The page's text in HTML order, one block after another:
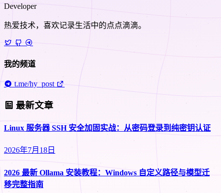
Developer
热爱技术，喜欢记录生活中的点点滴滴。
我的频道
t.me/hy_post
最新文章
Linux 服务器 SSH 安全加固实战：从密码登录到纯密钥认证
2026年7月18日
2026 最新 Ollama 安装教程：Windows 自定义路径与模型迁
移完整指南